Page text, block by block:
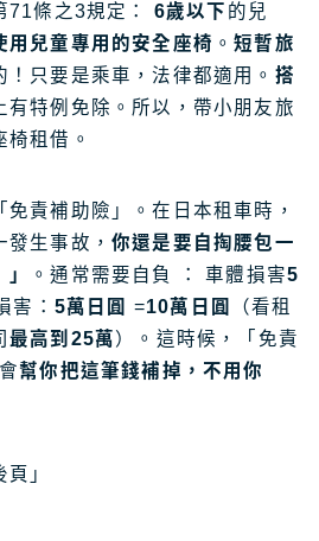
71條之3規定： 6歲以下 的兒
用兒童專用的安全座椅 。短暫旅
！只要是乘車，法律都適用。 搭
有特例免除。所以，帶小朋友旅
租借。
責補助險」。在日本租車時，
生事故， 你還是要自掏腰包一
。通常需要自負 ： 車體損害5
害： 5萬日圓 =10萬日圓
（看租
最高到25萬 ）。這時候，「免責
幫你把這筆錢補掉，不用你
」